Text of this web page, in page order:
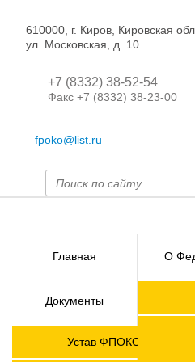
610000, г. Киров, Кировская обл.,
ул. Московская, д. 10
+7 (8332) 38-52-54
Факс +7 (8332) 38-23-00
fpoko@list.ru
Главная О
Документы
Устав ФПОКО с
Членские